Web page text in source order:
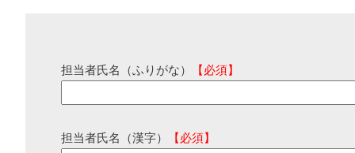
担当者氏名（ふりがな） 【必須】
担当者氏名（漢字） 【必須】